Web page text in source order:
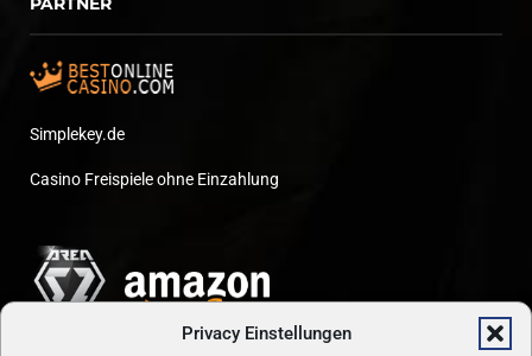
Privacy Einstellungen
Simplekey.de
Casino Freispiele ohne Einzahlung